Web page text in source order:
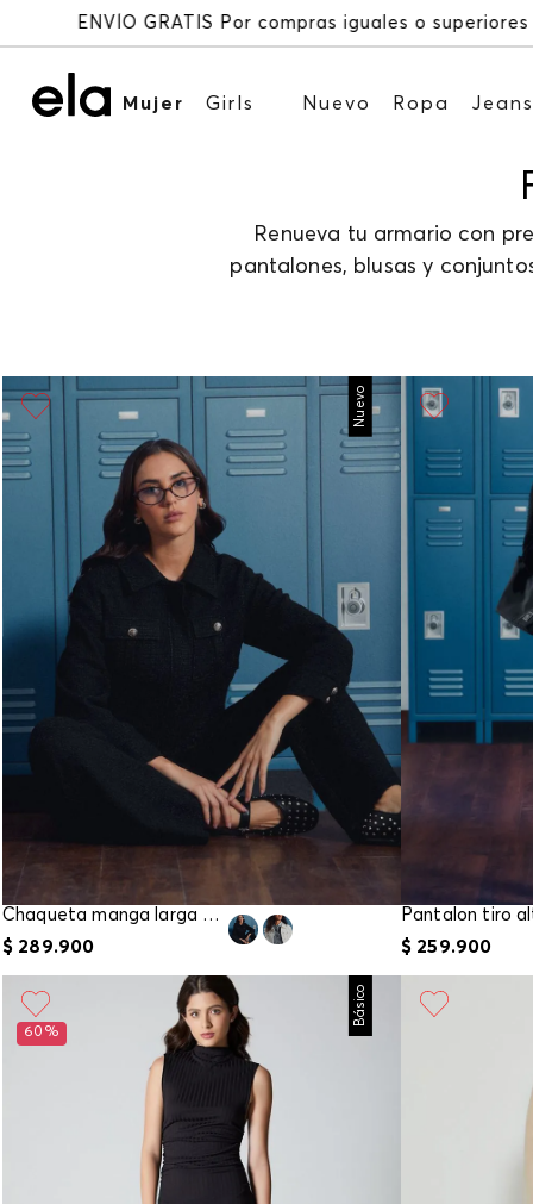
Mujer Girls Nuevo Ropa
Renueva tu armario con
pantalones, blusas y
Nuevo
Chaqueta manga larga para mujer
$ 289.900 $ 259.900
Básico
60%